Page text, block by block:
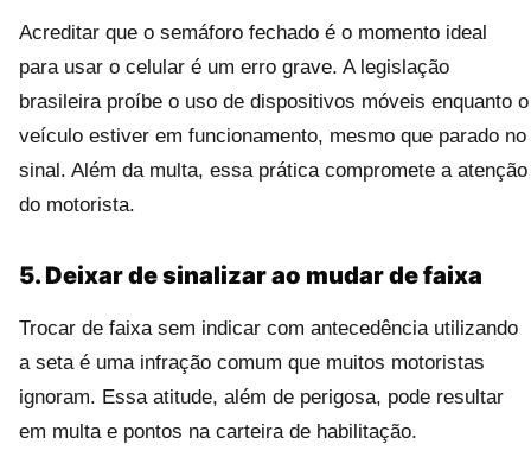
Acreditar que o semáforo fechado é o momento ideal
para usar o celular é um erro grave. A legislação
brasileira proíbe o uso de dispositivos móveis enquanto o
veículo estiver em funcionamento, mesmo que parado no
sinal. Além da multa, essa prática compromete a atenção
do motorista.
5. Deixar de sinalizar ao mudar de faixa
Trocar de faixa sem indicar com antecedência utilizando
a seta é uma infração comum que muitos motoristas
ignoram. Essa atitude, além de perigosa, pode resultar
em multa e pontos na carteira de habilitação.